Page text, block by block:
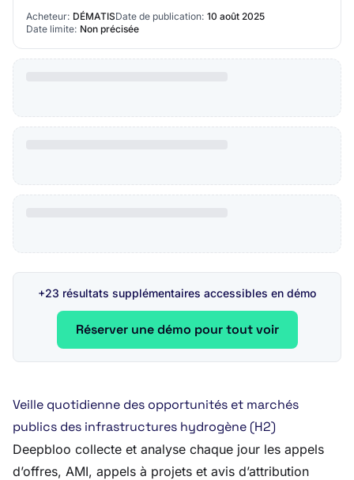
12,00 m - électriqueLot 16: LOT-0016…
Acheteur: DÉMATISDate de publication: 10 août 2025
Date limite: Non précisée
+23 résultats supplémentaires accessibles en démo
Réserver une démo pour tout voir
Veille quotidienne des opportunités et marchés
publics des infrastructures hydrogène (H2)
Deepbloo collecte et analyse chaque jour les appels
d’offres, AMI, appels à projets et avis d’attribution